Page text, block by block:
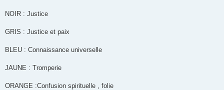
NOIR : Justice
GRIS : Justice et paix
BLEU : Connaissance universelle
JAUNE : Tromperie
ORANGE :Confusion spirituelle , folie